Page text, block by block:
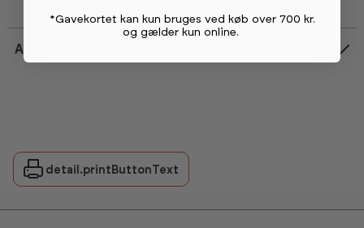
Anmeldelser
detail.printButtonText
*Gavekortet kan kun bruges ved køb over 700 kr.
og gælder kun online.